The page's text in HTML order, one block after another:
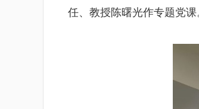
任、教授陈曙光作专题党